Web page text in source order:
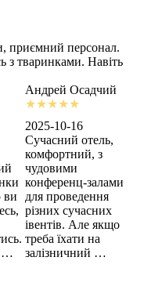
приємний персонал.
тваринками. Навіть
ви
…
Андрей Осадчий
2025-10-16
Сучасний отель,
комфортний, з
чудовими
конференц-залами
для проведення
різних сучасних
івентів. Але якщо
треба їхати на
залізничний …